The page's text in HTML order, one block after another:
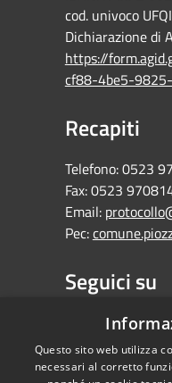
cod. univoco
Dichiarazione di
https://
cf88-4be5-
Recapiti
Telefono:0523
Fax:0523
Email:
Pec:
Seguici su
Facebook
Questo sito web utilizza
necessari al corretto